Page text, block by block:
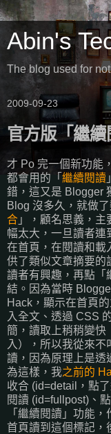
Abin's
The blog used for
2009-09-23
官方版「繼
才 Po 完一個新功能
都會用的「 繼續閱讀
錯，這又是 Blogger
Blog 沒多久，就做
合 」，顧名思義，
幅太大，一旦讀者連
在首頁，在閱讀和載
供了類似文章摘要的
讀者有興趣，再點「
結。因為當時
Hack，顯示在首頁
入全文、透過 CSS
簡，讀取上稍稍變快
入），所以我從來
讀，因為原理上是透
為這樣，我之前的
收合 (id=detail，點
閱讀 (id=fullpost)、
「繼續閱讀」功能
首頁讀到這個標記，